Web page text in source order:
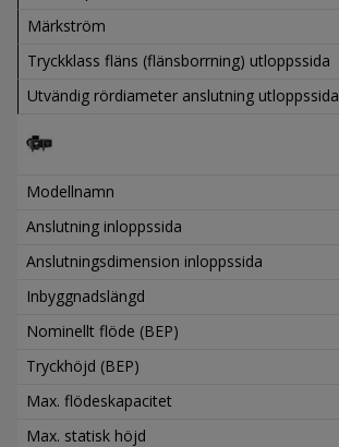
Märkström
Tryckklass fläns (flänsborrning) utloppssida
Utvändig rördiameter anslutning utloppssida
Modellnamn
Anslutning inloppssida
Anslutningsdimension inloppssida
Inbyggnadslängd
Nominellt flöde (BEP)
Tryckhöjd (BEP)
Max. flödeskapacitet
Max. statisk höjd